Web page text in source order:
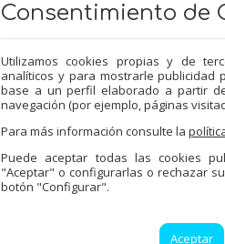
Consentimiento de
Utilizamos cookies propias y de
analíticos y para mostrarle publicidad
base a un perfil elaborado a partir
navegación (por ejemplo, páginas
Para más información consulte la
Puede aceptar todas las cookies
"Aceptar" o configurarlas o rechazar
botón "Configurar".
Aceptar